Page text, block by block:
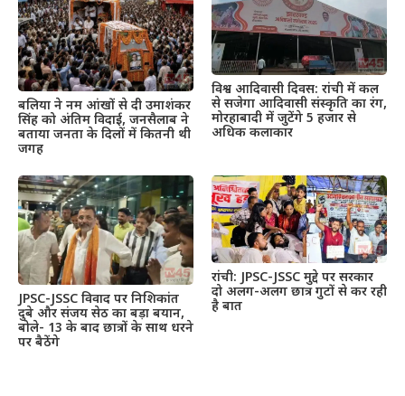
बलिया ने नम आंखों से दी उमाशंकर
सिंह को अंतिम विदाई, जनसैलाब ने
बताया जनता के दिलों में कितनी थी
जगह
विश्व आदिवासी दिवस: रांची में कल
से सजेगा आदिवासी संस्कृति का रंग,
मोरहाबादी में जुटेंगे 5 हजार से
अधिक कलाकार
JPSC-JSSC विवाद पर निशिकांत
दुबे और संजय सेठ का बड़ा बयान,
बोले- 13 के बाद छात्रों के साथ धरने
पर बैठेंगे
रांची: JPSC-JSSC मुद्दे पर सरकार
दो अलग-अलग छात्र गुटों से कर रही
है बात